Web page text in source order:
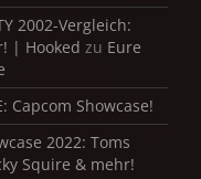
2002-Vergleich:
| Hooked zu Eure
Capcom Showcase!
2022: Toms
Squire & mehr!